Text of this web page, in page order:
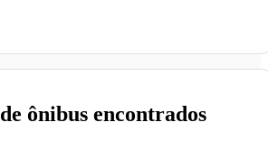
de ônibus encontrados